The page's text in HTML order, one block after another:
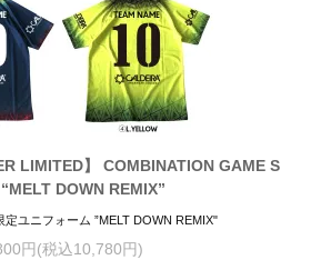
LIMITED】 COMBINATION GAME S
DOWN REMIX”
ユニフォーム ”MELT DOWN REMIX"
円(税込10,780円)